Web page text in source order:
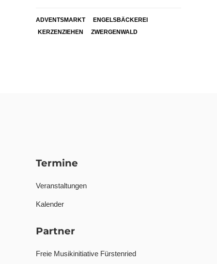
ADVENTSMARKT
ENGELSBÄCKEREI
KERZENZIEHEN
ZWERGENWALD
Termine
Veranstaltungen
Kalender
Partner
Freie Musikinitiative Fürstenried